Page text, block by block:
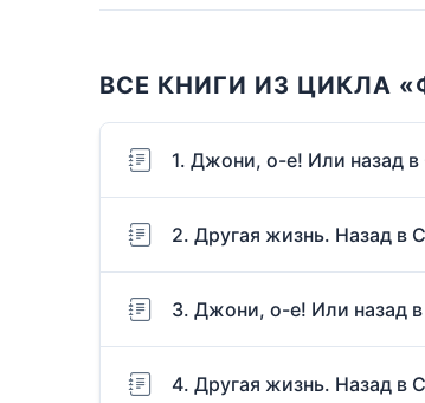
ВСЕ КНИГИ ИЗ ЦИКЛА
1. Джони, о-е! Или назад
2. Другая жизнь. Назад в
3. Джони, о-е! Или назад
4. Другая жизнь. Назад в